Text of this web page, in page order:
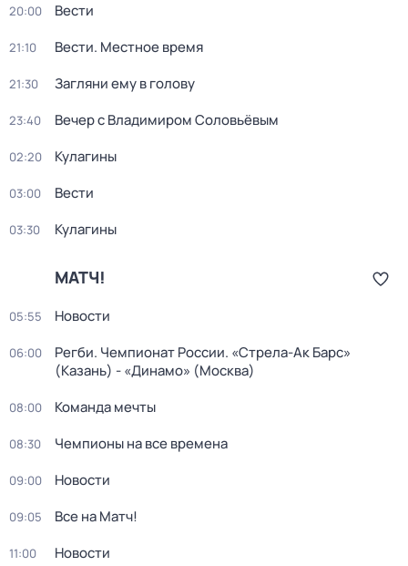
20:00 Вести
21:10 Вести. Местное время
21:30 Загляни ему в голову
23:40 Вечер с Владимиром Соловьёвым
02:20 Кулагины
03:00 Вести
03:30 Кулагины
МАТЧ!
05:55 Новости
06:00
Регби. Чемпионат России. «Стрела-Ак Барс»
(Казань) - «Динамо» (Москва)
08:00 Команда мечты
08:30 Чемпионы на все времена
09:00 Новости
09:05 Все на Матч!
11:00 Новости